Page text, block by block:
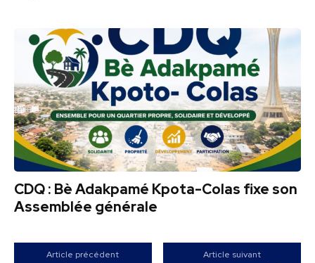
CDQ : Bè Adakpamé Kpota-Colas fixe son
Assemblée générale
Article précédent Article suivant